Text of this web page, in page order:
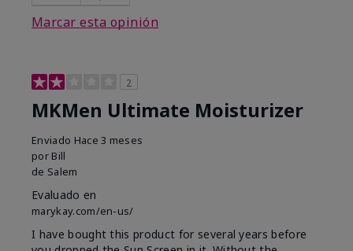
Marcar esta opinión
2
MKMen Ultimate Moisturizer
Enviado Hace 3 meses
por Bill
de Salem
Evaluado en
marykay.com/en-us/
I have bought this product for several years before